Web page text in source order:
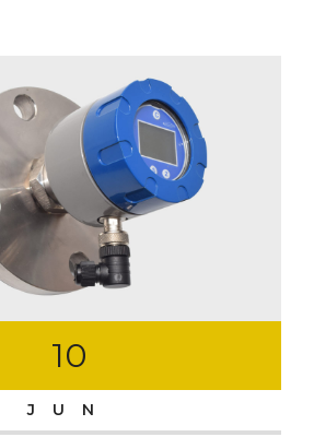
10
JUN